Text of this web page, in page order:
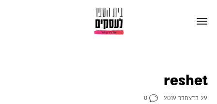
reshet
29 בדצמבר 2019 0